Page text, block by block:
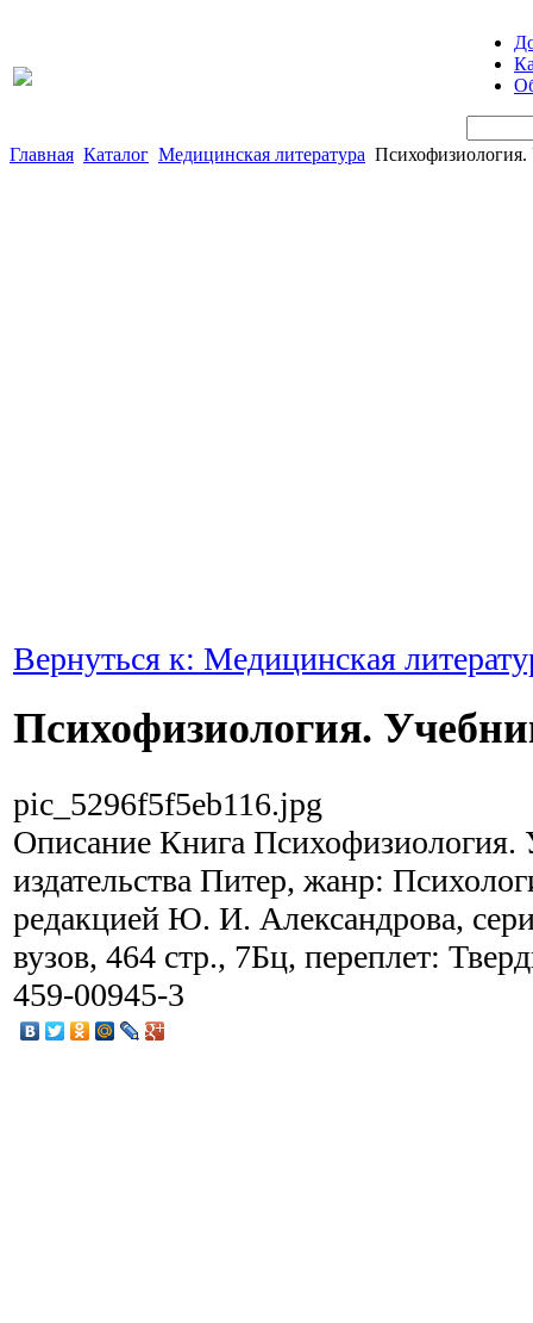
Главная Каталог Медицинская литература
Вернуться к: Медицинская
Психофизиология.
pic_5296f5f5eb116.jpg
Описание Книга Психофизиология.
издательства Питер, жанр:
редакцией Ю. И. Александрова,
вузов, 464 стр., 7Бц, переплет:
459-00945-3